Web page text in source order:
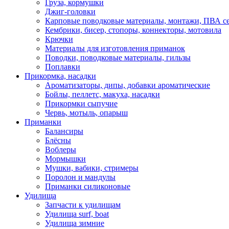
Груза, кормушки
Джиг-головки
Карповые поводковые материалы, монтажи, ПВА
Кембрики, бисер, стопоры, коннекторы, мотовила
Крючки
Материалы для изготовления приманок
Поводки, поводковые материалы, гильзы
Поплавки
Прикормка, насадки
Ароматизаторы, дипы, добавки ароматические
Бойлы, пеллетс, макуха, насадки
Прикормки сыпучие
Червь, мотыль, опарыш
Приманки
Балансиры
Блёсны
Воблеры
Мормышки
Мушки, вабики, стримеры
Поролон и мандулы
Приманки силиконовые
Удилища
Запчасти к удилищам
Удилища surf, boat
Удилища зимние